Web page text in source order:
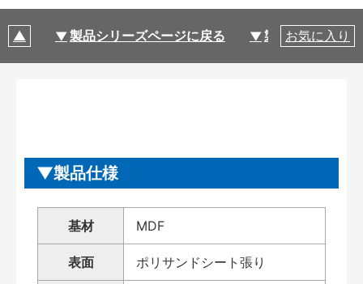
製品シリーズページに戻る 製品仕様
お気に入り
製品仕様
基材 MDF
表面 ポリサンドシート張り